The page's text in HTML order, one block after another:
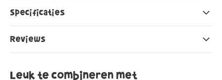
Specificaties
Reviews
Leuk te combineren met